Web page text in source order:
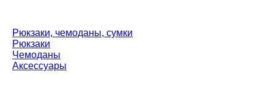
Рюкзаки, чемоданы, сумки
Рюкзаки
Чемоданы
Аксессуары